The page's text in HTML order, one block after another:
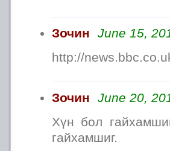
Зочин
June 15,
http://
Зочин
June 20,
Хүн бол
гайхамшиг.